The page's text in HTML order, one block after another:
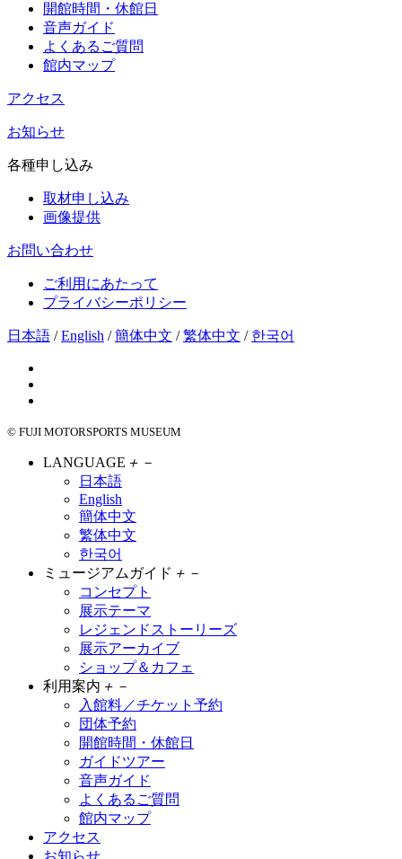
開館時間・休館日
音声ガイド
よくあるご質問
館内マップ
アクセス
お知らせ
各種申し込み
取材申し込み
画像提供
お問い合わせ
ご利用にあたって
プライバシーポリシー
日本語 /English /簡体中文 /繁体中文 / 한국어
© FUJI MOTORSPORTS MUSEUM
LANGUAGE ＋ －
日本語
English
簡体中文
繁体中文
한국어
ミュージアムガイド ＋ －
コンセプト
展示テーマ
レジェンドストーリーズ
展示アーカイブ
ショップ＆カフェ
利用案内 ＋ －
入館料／チケット予約
団体予約
開館時間・休館日
ガイドツアー
音声ガイド
よくあるご質問
館内マップ
アクセス